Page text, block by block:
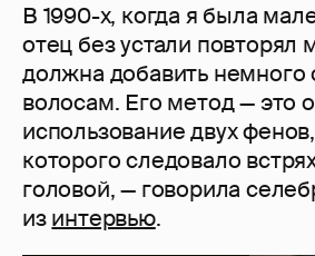
В 1990-х, когда я была
отец без устали повторял
должна добавить
волосам. Его метод — это
использование двух
которого следовало
головой, — говорила
изинтервью.